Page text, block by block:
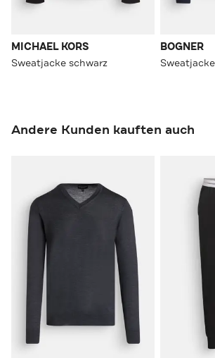
MICHAEL KORS
Sweatjacke schwarz
BOGNER
Andere Kunden kauften auch